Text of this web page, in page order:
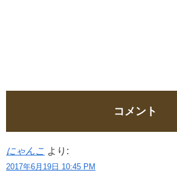
コメント
にゃんこ より:
2017年6月19日 10:45 PM